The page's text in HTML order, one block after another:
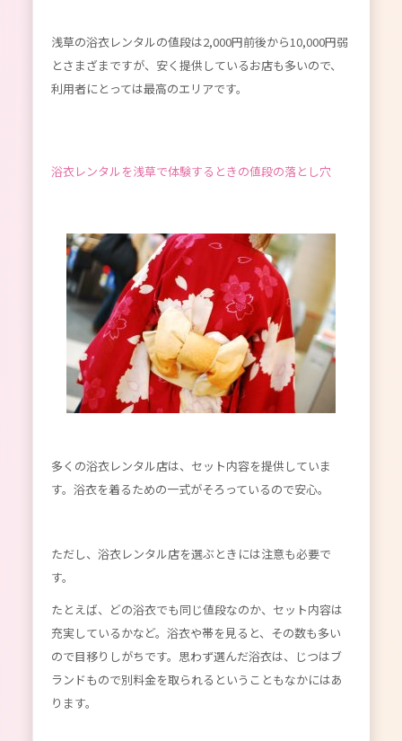
浅草の浴衣レンタルの値段は2,000円前後から10,000円弱
とさまざまですが、安く提供しているお店も多いので、
利用者にとっては最高のエリアです。
浴衣レンタルを浅草で体験するときの値段の落とし穴
多くの浴衣レンタル店は、セット内容を提供していま
す。浴衣を着るための一式がそろっているので安心。
ただし、浴衣レンタル店を選ぶときには注意も必要で
す。
たとえば、どの浴衣でも同じ値段なのか、セット内容は
充実しているかなど。浴衣や帯を見ると、その数も多い
ので目移りしがちです。思わず選んだ浴衣は、じつはブ
ランドもので別料金を取られるということもなかにはあ
ります。